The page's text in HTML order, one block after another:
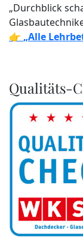
„Durchblick
👉 „Alle
Qualitäts-